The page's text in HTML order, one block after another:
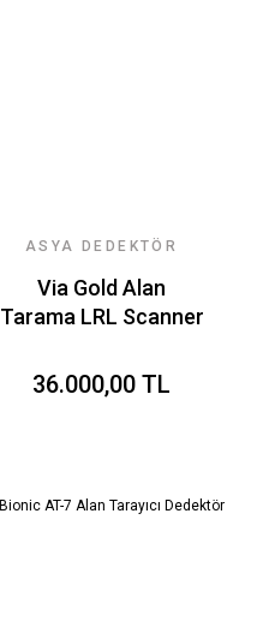
ASYA DEDEKTÖR
Via Gold Alan
Tarama LRL Scanner
36.000,00 TL